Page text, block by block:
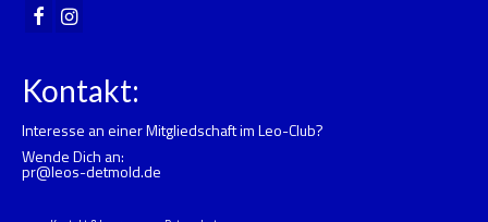
Kontakt:
Interesse an einer Mitgliedschaft im Leo-Club?
Wende Dich an:
pr@leos-detmold.de